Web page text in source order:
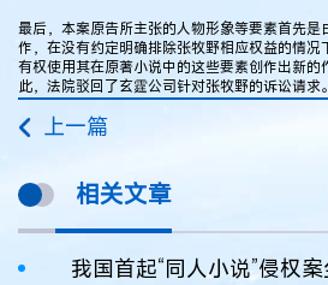
最后，本案原告所主张的人物形象等要素首先是
作，在没有约定明确排除张牧野相应权益的情况
有权使用其在原著小说中的这些要素创作出新的
此，法院驳回了玄霆公司针对张牧野的诉讼请求。
上一篇
相关文章